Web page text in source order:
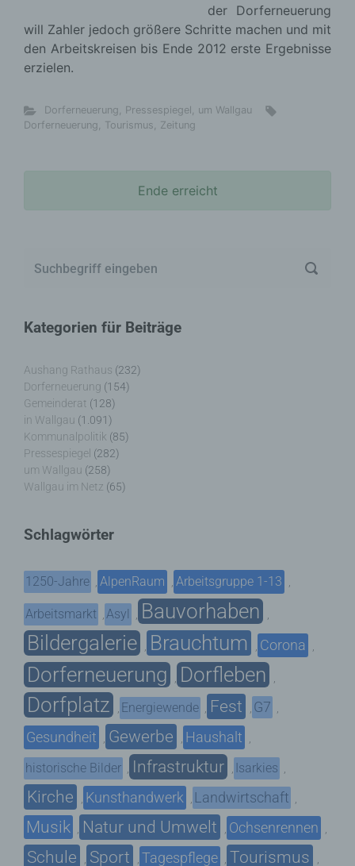
der Dorferneuerung
will Zahler jedoch größere Schritte machen und mit
den Arbeitskreisen bis Ende 2012 erste Ergebnisse
erzielen.
Dorferneuerung, Pressespiegel, um Wallgau
Dorferneuerung, Tourismus, Zeitung
Ende erreicht
Kategorien für Beiträge
Aushang Rathaus (232)
Dorferneuerung (154)
Gemeinderat (128)
in Wallgau (1.091)
Kommunalpolitik (85)
Pressespiegel (282)
um Wallgau (258)
Wallgau im Netz (65)
Schlagwörter
1250-Jahre , AlpenRaum , Arbeitsgruppe 1-13 ,
Arbeitsmarkt , Asyl , Bauvorhaben ,
Bildergalerie , Brauchtum , Corona ,
Dorferneuerung , Dorfleben ,
Dorfplatz , Energiewende , Fest , G7 ,
Gesundheit , Gewerbe , Haushalt ,
historische Bilder , Infrastruktur , Isarkies ,
Kirche , Kunsthandwerk , Landwirtschaft ,
Musik , Natur und Umwelt , Ochsenrennen ,
Schule , Sport , Tagespflege , Tourismus ,